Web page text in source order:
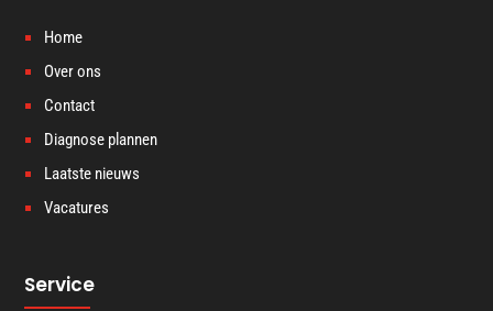
Home
Over ons
Contact
Diagnose plannen
Laatste nieuws
Vacatures
Service